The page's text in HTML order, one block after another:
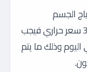
الجسم
للسعرات الحرارية اليومية 3000 سعر حراري فيجب
اليوم وذلك ما يتم